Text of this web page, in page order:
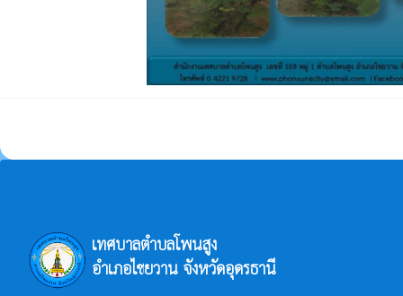
เทศบาลตำบลโพนสูง
อำเภอไชยวาน จังหวัดอุดรธานี